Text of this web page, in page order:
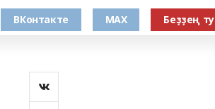
ВКонтакте MAX Беҙҙең